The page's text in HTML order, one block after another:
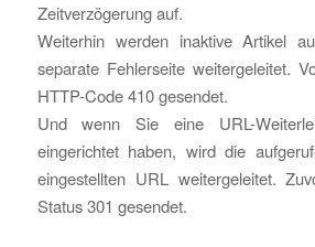
Zeitverzögerung auf.
Weiterhin werden inaktive Artikel
separate Fehlerseite weitergeleitet.
HTTP-Code 410 gesendet.
Und wenn Sie eine URL-
eingerichtet haben, wird die
eingestellten URL weitergeleitet.
Status 301 gesendet.